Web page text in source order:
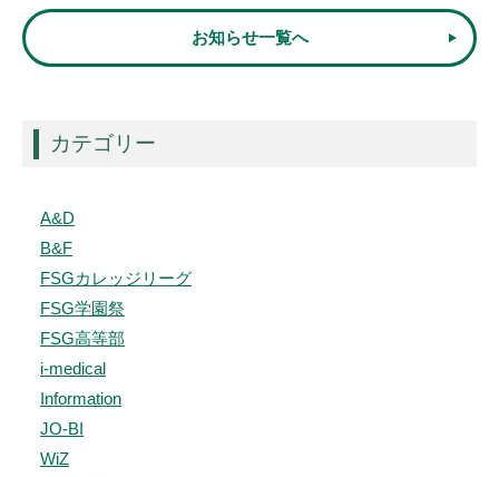
お知らせ一覧へ
カテゴリー
A&D
B&F
FSGカレッジリーグ
FSG学園祭
FSG高等部
i-medical
Information
JO-BI
WiZ